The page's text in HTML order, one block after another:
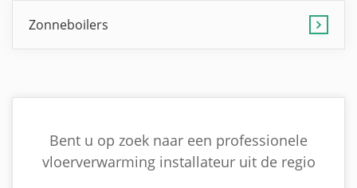
Zonneboilers
Bent u op zoek naar een professionele
vloerverwarming installateur uit de regio